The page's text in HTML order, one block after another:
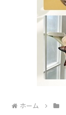
ホーム